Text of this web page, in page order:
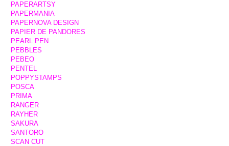
PAPERARTSY
PAPERMANIA
PAPERNOVA DESIGN
PAPIER DE PANDORES
PEARL PEN
PEBBLES
PEBEO
PENTEL
POPPYSTAMPS
POSCA
PRIMA
RANGER
RAYHER
SAKURA
SANTORO
SCAN CUT